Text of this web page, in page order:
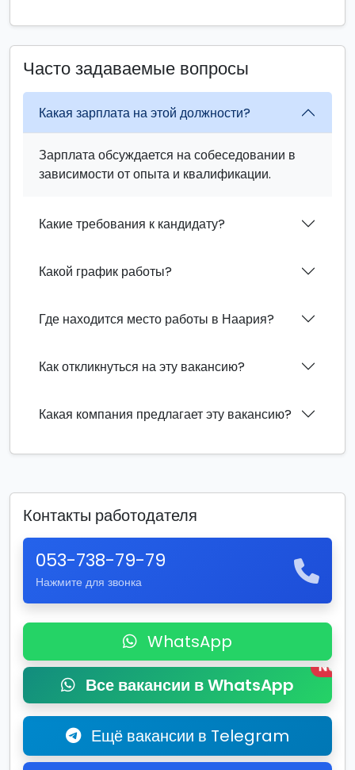
Часто задаваемые вопросы
Какая зарплата на этой должности?
Зарплата обсуждается на собеседовании в
зависимости от опыта и квалификации.
Какие требования к кандидату?
Какой график работы?
Где находится место работы в Наария?
Как откликнуться на эту вакансию?
Какая компания предлагает эту вакансию?
Контакты работодателя
053-738-79-79
Нажмите для звонка
WhatsApp
Все вакансии в WhatsApp
New
Ещё вакансии в Telegram